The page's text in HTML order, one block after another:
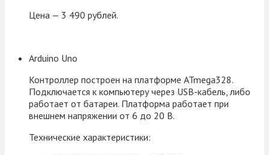
Цена — 3 490 рублей.
Arduino Uno
Контроллер построен на платформе ATmega328.
Подключается к компьютеру через USB-кабель, либо
работает от батареи. Платформа работает при
внешнем напряжении от 6 до 20 В.
Технические характеристики: